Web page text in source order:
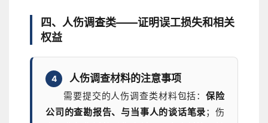
四、人伤调查类——证明误工损失和相关
权益
4 人伤调查材料的注意事项
需要提交的人伤调查类材料包括：保险
公司的查勘报告、与当事人的谈话笔录；伤